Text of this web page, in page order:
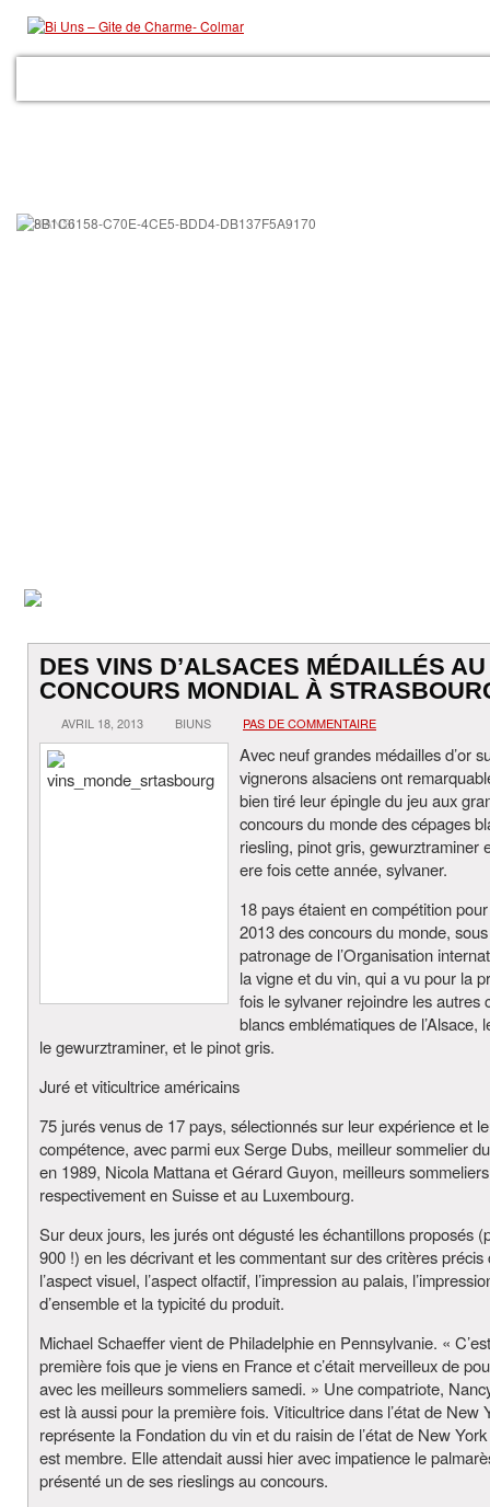
DES VINS D’ALSACES MÉDAILLÉS AU
CONCOURS MONDIAL À
AVRIL 18, 2013 BIUNS PAS DE COMMENTAIRE
Avec neuf grandes médailles d’or
vignerons alsaciens ont
bien tiré leur épingle du jeu aux
concours du monde des cépages
riesling, pinot gris, gewurztraminer
ere fois cette année, sylvaner.
18 pays étaient en compétition pour
2013 des concours du monde,
patronage de l’Organisation
la vigne et du vin, qui a vu pour la
fois le sylvaner rejoindre les autres
blancs emblématiques de l’Alsace,
le gewurztraminer, et le pinot gris.
Juré et viticultrice américains
75 jurés venus de 17 pays, sélectionnés sur leur expérience et
compétence, avec parmi eux Serge Dubs, meilleur sommelier
en 1989, Nicola Mattana et Gérard Guyon, meilleurs sommeliers
respectivement en Suisse et au Luxembourg.
Sur deux jours, les jurés ont dégusté les échantillons proposés
900 !) en les décrivant et les commentant sur des critères précis
l’aspect visuel, l’aspect olfactif, l’impression au palais,
d’ensemble et la typicité du produit.
Michael Schaeffer vient de Philadelphie en Pennsylvanie. «
première fois que je viens en France et c’était merveilleux de
avec les meilleurs sommeliers samedi. » Une compatriote,
est là aussi pour la première fois. Viticultrice dans l’état de New
représente la Fondation du vin et du raisin de l’état de New
est membre. Elle attendait aussi hier avec impatience le
présenté un de ses rieslings au concours.